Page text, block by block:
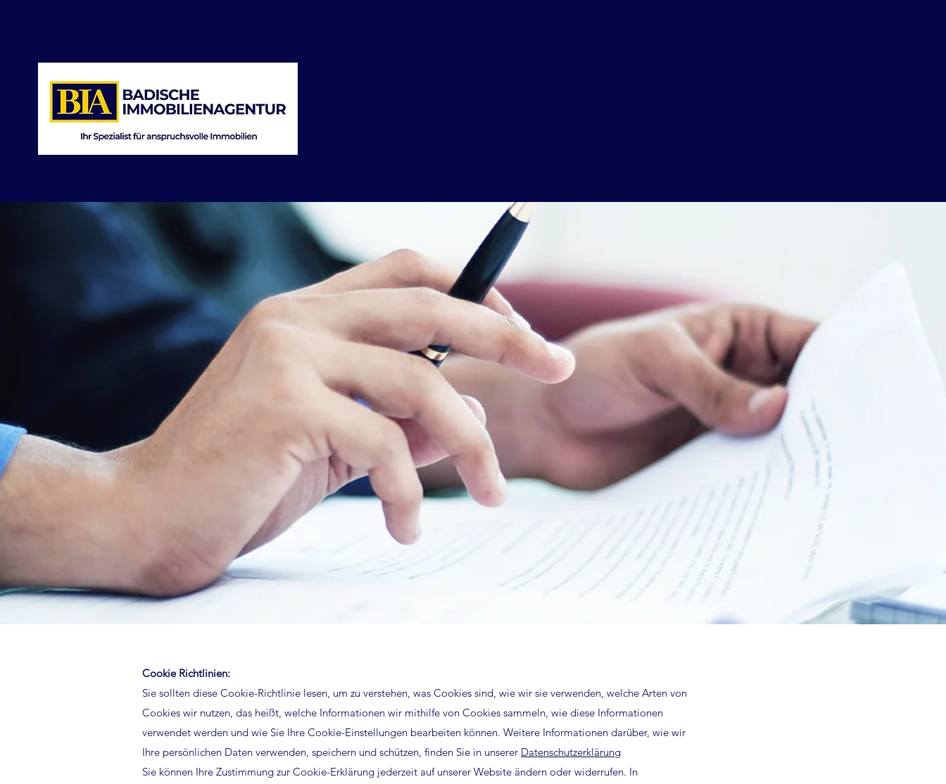
Cookie Richtlinien:
Sie sollten diese Cookie-Richtlinie lesen, um zu verstehen, was Cookies sind, wie wir sie verwenden, welche Arten von
Cookies wir nutzen, das heißt, welche Informationen wir mithilfe von Cookies sammeln, wie diese Informationen
verwendet werden und wie Sie Ihre Cookie-Einstellungen bearbeiten können. Weitere Informationen darüber, wie wir
Ihre persönlichen Daten verwenden, speichern und schützen, finden Sie in unserer Datenschutzerklärung
Sie können Ihre Zustimmung zur Cookie-Erklärung jederzeit auf unserer Website ändern oder widerrufen. In